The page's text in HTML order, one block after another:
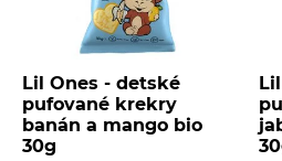
Lil Ones - detské
pufované krekry
banán a mango bio
30g